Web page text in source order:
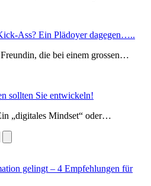
Ass? Ein Plädoyer dagegen…..
die bei einem grossen…
sollten Sie entwickeln!
„digitales Mindset“ oder…
gelingt – 4 Empfehlungen für